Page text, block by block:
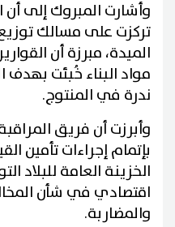
وأشارت المبروك إلى أن
تركزت على مسالك
الميدة، مبرزة أن
مواد البناء خُبئت بهدف
ندرة في المنتوج.
وأبرزت أن فريق
بإتمام إجراءات تأمين
الخزينة العامة للبلاد
اقتصادي في شأن
والمضاربة.